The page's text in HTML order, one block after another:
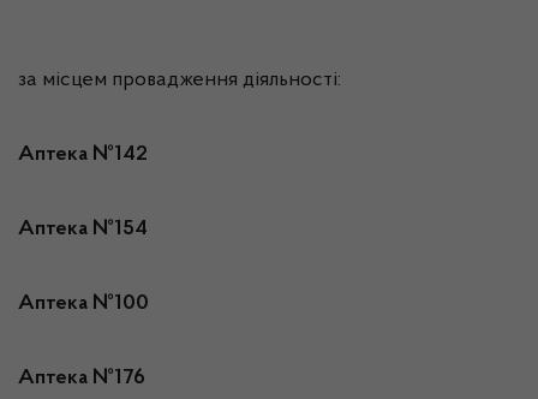
за місцем провадження діяльності:
Аптека №142
Аптека №154
Аптека №100
Аптека №176